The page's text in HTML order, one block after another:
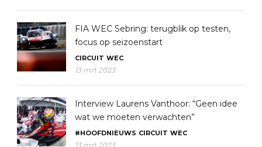
FIA WEC Sebring: terugblik op testen,
focus op seizoenstart
CIRCUIT WEC
13 mrt 2023
Interview Laurens Vanthoor: “Geen idee
wat we moeten verwachten”
#HOOFDNIEUWS CIRCUIT WEC
13 mrt 2023